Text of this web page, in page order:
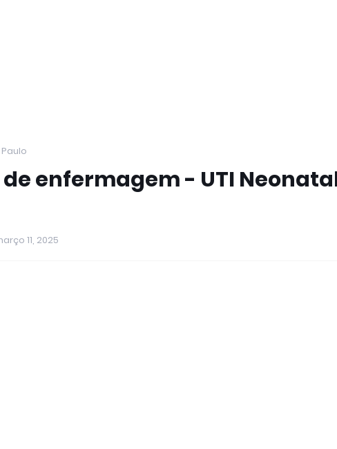
enfermagem - UTI
11, 2025